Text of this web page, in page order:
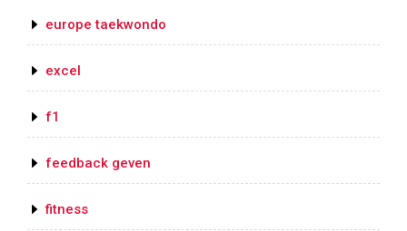
europe taekwondo
excel
f1
feedback geven
fitness